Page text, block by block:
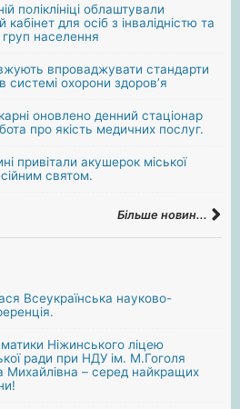
поліклініці облаштували
кабінет для осіб з інвалідністю та
населення
впроваджувати стандарти
системі охорони здоров’я
оновлено денний стаціонар
про якість медичних послуг.
привітали акушерок міської
святом.
Більше новин...
Всеукраїнська науково-
Ніжинського ліцею
ради при НДУ ім. М.Гоголя
Михайлівна – серед найкращих